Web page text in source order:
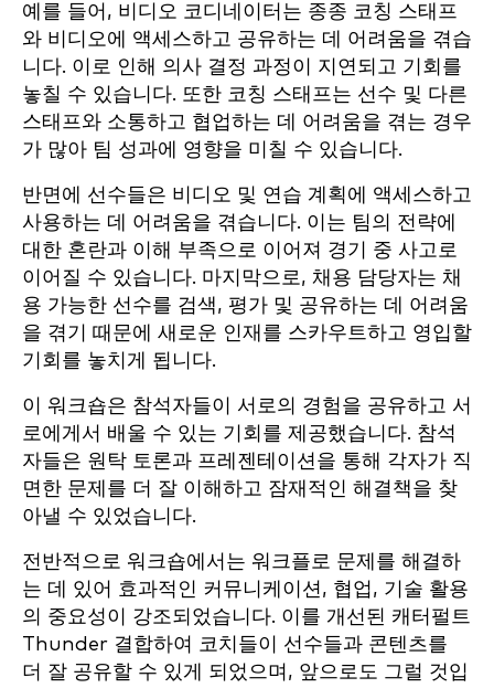
예를 들어, 비디오 코디네이터는 종종 코칭 스태프
와 비디오에 액세스하고 공유하는 데 어려움을 겪습
니다. 이로 인해 의사 결정 과정이 지연되고 기회를
놓칠 수 있습니다. 또한 코칭 스태프는 선수 및 다른
스태프와 소통하고 협업하는 데 어려움을 겪는 경우
가 많아 팀 성과에 영향을 미칠 수 있습니다.
반면에 선수들은 비디오 및 연습 계획에 액세스하고
사용하는 데 어려움을 겪습니다. 이는 팀의 전략에
대한 혼란과 이해 부족으로 이어져 경기 중 사고로
이어질 수 있습니다. 마지막으로, 채용 담당자는 채
용 가능한 선수를 검색, 평가 및 공유하는 데 어려움
을 겪기 때문에 새로운 인재를 스카우트하고 영입할
기회를 놓치게 됩니다.
이 워크숍은 참석자들이 서로의 경험을 공유하고 서
로에게서 배울 수 있는 기회를 제공했습니다. 참석
자들은 원탁 토론과 프레젠테이션을 통해 각자가 직
면한 문제를 더 잘 이해하고 잠재적인 해결책을 찾
아낼 수 있었습니다.
전반적으로 워크숍에서는 워크플로 문제를 해결하
는 데 있어 효과적인 커뮤니케이션, 협업, 기술 활용
의 중요성이 강조되었습니다. 이를 개선된 캐터펄트
Thunder 결합하여 코치들이 선수들과 콘텐츠를
더 잘 공유할 수 있게 되었으며, 앞으로도 그럴 것입